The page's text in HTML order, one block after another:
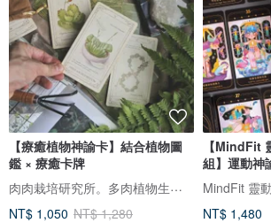
【療癒植物神諭卡】結合植物圖
鑑 × 療癒卡牌
肉肉栽培研究所。多肉植物生態園區
NT$ 1,050 NT$ 1,280
【MindFit
組】運動神
NT$ 1,480